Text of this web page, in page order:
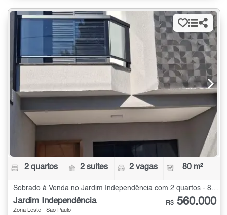
2 quartos 2 suítes 2 vagas 80 m²
Sobrado à Venda no Jardim Independência com 2 quartos - 80 m²
Jardim Independência
Zona Leste - São Paulo
R$ 560.000